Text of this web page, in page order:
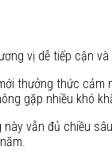
vị dễ tiếp cận
thưởng thức cảm
gặp nhiều khó
vẫn đủ chiều